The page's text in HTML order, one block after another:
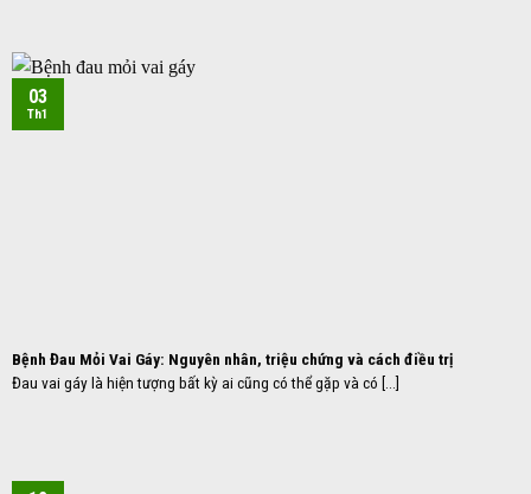
Bệnh Đau Mỏi Vai Gáy: Nguyên nhân, triệu chứng và cách điều trị
Đau vai gáy là hiện tượng bất kỳ ai cũng có thể gặp và có [...]
03
Th1